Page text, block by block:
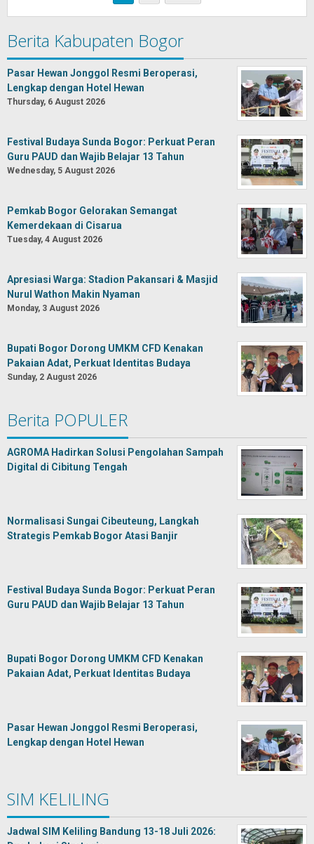
Berita Kabupaten Bogor
Pasar Hewan Jonggol Resmi Beroperasi,
Lengkap dengan Hotel Hewan
Thursday, 6 August 2026
Festival Budaya Sunda Bogor: Perkuat Peran
Guru PAUD dan Wajib Belajar 13 Tahun
Wednesday, 5 August 2026
Pemkab Bogor Gelorakan Semangat
Kemerdekaan di Cisarua
Tuesday, 4 August 2026
Apresiasi Warga: Stadion Pakansari & Masjid
Nurul Wathon Makin Nyaman
Monday, 3 August 2026
Bupati Bogor Dorong UMKM CFD Kenakan
Pakaian Adat, Perkuat Identitas Budaya
Sunday, 2 August 2026
Berita POPULER
AGROMA Hadirkan Solusi Pengolahan Sampah
Digital di Cibitung Tengah
Normalisasi Sungai Cibeuteung, Langkah
Strategis Pemkab Bogor Atasi Banjir
Festival Budaya Sunda Bogor: Perkuat Peran
Guru PAUD dan Wajib Belajar 13 Tahun
Bupati Bogor Dorong UMKM CFD Kenakan
Pakaian Adat, Perkuat Identitas Budaya
Pasar Hewan Jonggol Resmi Beroperasi,
Lengkap dengan Hotel Hewan
SIM KELILING
Jadwal SIM Keliling Bandung 13-18 Juli 2026: